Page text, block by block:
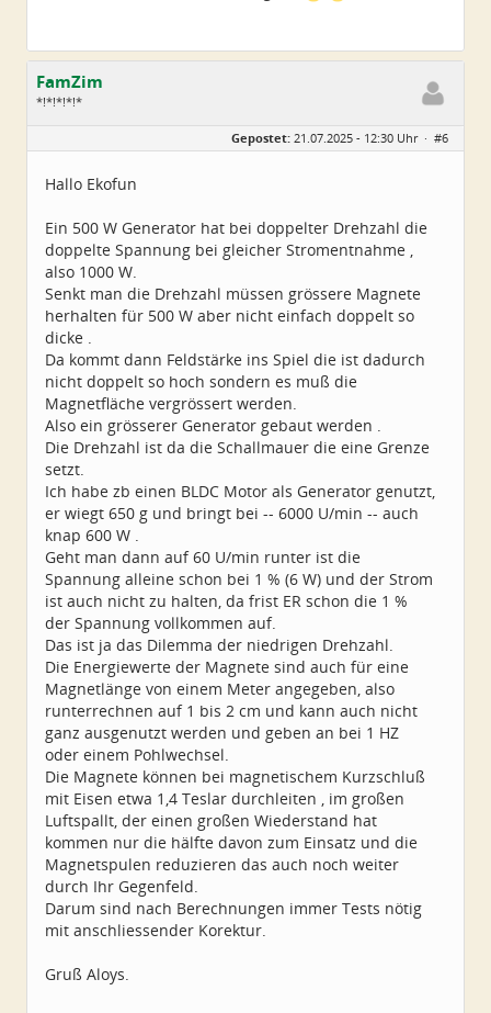
FamZim
*!*!*!*!*
Beiträge:
2350
Gepostet: 21.07.2025 - 12:30 Uhr · #6
Hallo Ekofun
Ein 500 W Generator hat bei doppelter Drehzahl die
doppelte Spannung bei gleicher Stromentnahme ,
also 1000 W.
Senkt man die Drehzahl müssen grössere Magnete
herhalten für 500 W aber nicht einfach doppelt so
dicke .
Da kommt dann Feldstärke ins Spiel die ist dadurch
nicht doppelt so hoch sondern es muß die
Magnetfläche vergrössert werden.
Also ein grösserer Generator gebaut werden .
Die Drehzahl ist da die Schallmauer die eine Grenze
setzt.
Ich habe zb einen BLDC Motor als Generator genutzt,
er wiegt 650 g und bringt bei -- 6000 U/min -- auch
knap 600 W .
Geht man dann auf 60 U/min runter ist die
Spannung alleine schon bei 1 % (6 W) und der Strom
ist auch nicht zu halten, da frist ER schon die 1 %
der Spannung vollkommen auf.
Das ist ja das Dilemma der niedrigen Drehzahl.
Die Energiewerte der Magnete sind auch für eine
Magnetlänge von einem Meter angegeben, also
runterrechnen auf 1 bis 2 cm und kann auch nicht
ganz ausgenutzt werden und geben an bei 1 HZ
oder einem Pohlwechsel.
Die Magnete können bei magnetischem Kurzschluß
mit Eisen etwa 1,4 Teslar durchleiten , im großen
Luftspallt, der einen großen Wiederstand hat
kommen nur die hälfte davon zum Einsatz und die
Magnetspulen reduzieren das auch noch weiter
durch Ihr Gegenfeld.
Darum sind nach Berechnungen immer Tests nötig
mit anschliessender Korektur.
Gruß Aloys.